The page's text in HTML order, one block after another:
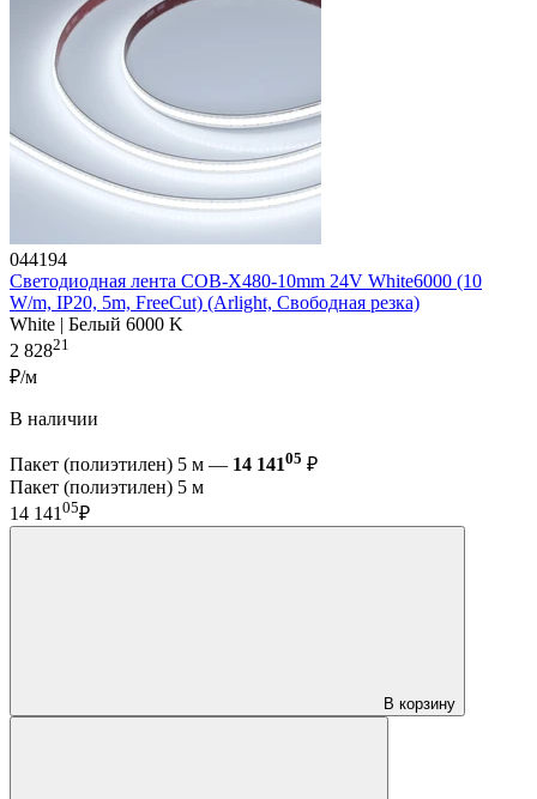
044194
Светодиодная лента COB-X480-10mm 24V White6000 (10
W/m, IP20, 5m, FreeCut) (Arlight, Свободная резка)
White | Белый 6000 K
2 82821
₽/м
В наличии
Пакет (полиэтилен) 5 м — 14 14105 ₽
Пакет (полиэтилен) 5 м
14 14105₽
В корзину